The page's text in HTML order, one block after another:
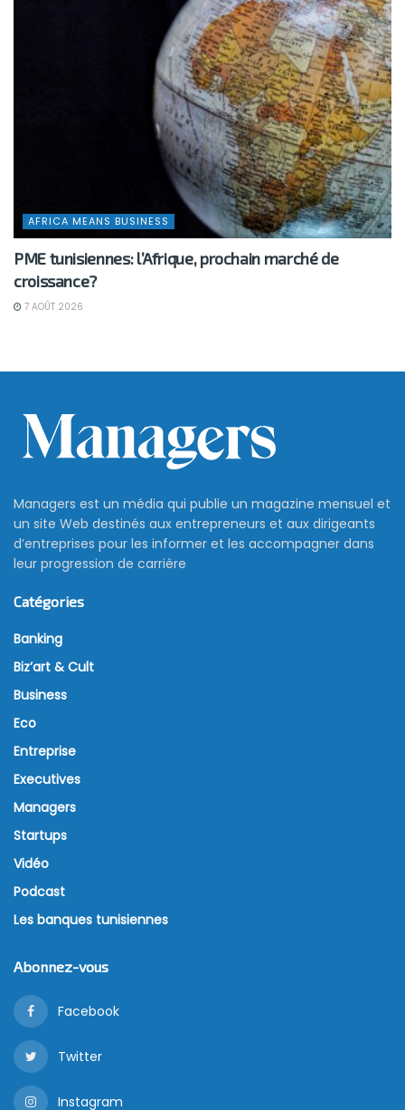
AFRICA MEANS BUSINESS
PME tunisiennes: l’Afrique, prochain marché de
croissance?
7 AOÛT 2026
Managers est un média qui publie un magazine mensuel et
un site Web destinés aux entrepreneurs et aux dirigeants
d’entreprises pour les informer et les accompagner dans
leur progression de carrière
Catégories
Banking
Biz’art & Cult
Business
Eco
Entreprise
Executives
Managers
Startups
Vidéo
Podcast
Les banques tunisiennes
Abonnez-vous
Facebook
Twitter
Instagram